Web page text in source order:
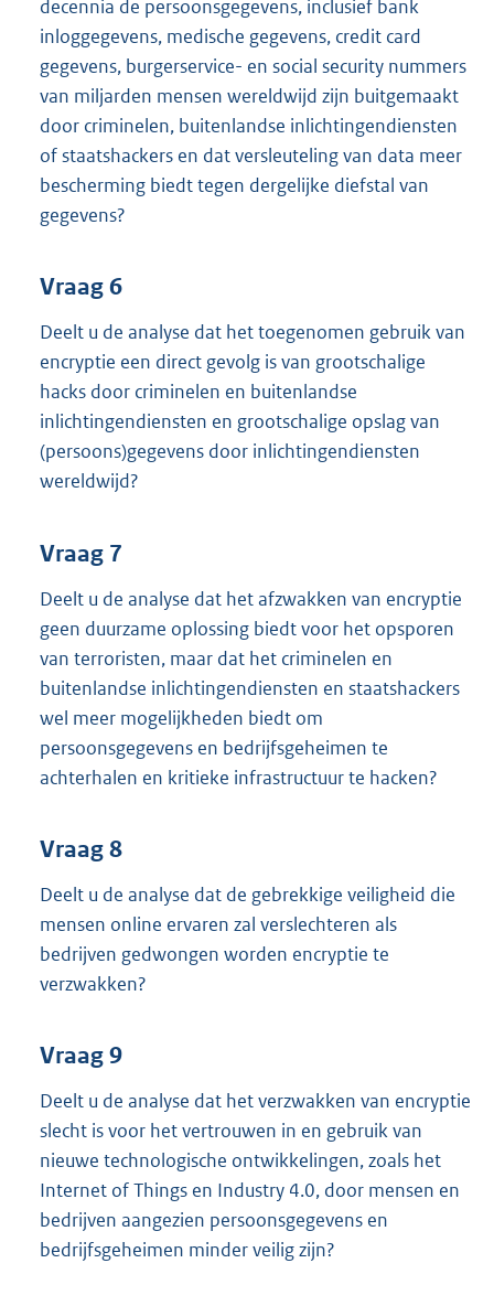
decennia de persoonsgegevens, inclusief bank
inloggegevens, medische gegevens, credit card
gegevens, burgerservice- en social security nummers
van miljarden mensen wereldwijd zijn buitgemaakt
door criminelen, buitenlandse inlichtingendiensten
of staatshackers en dat versleuteling van data meer
bescherming biedt tegen dergelijke diefstal van
gegevens?
Vraag 6
Deelt u de analyse dat het toegenomen gebruik van
encryptie een direct gevolg is van grootschalige
hacks door criminelen en buitenlandse
inlichtingendiensten en grootschalige opslag van
(persoons)gegevens door inlichtingendiensten
wereldwijd?
Vraag 7
Deelt u de analyse dat het afzwakken van encryptie
geen duurzame oplossing biedt voor het opsporen
van terroristen, maar dat het criminelen en
buitenlandse inlichtingendiensten en staatshackers
wel meer mogelijkheden biedt om
persoonsgegevens en bedrijfsgeheimen te
achterhalen en kritieke infrastructuur te hacken?
Vraag 8
Deelt u de analyse dat de gebrekkige veiligheid die
mensen online ervaren zal verslechteren als
bedrijven gedwongen worden encryptie te
verzwakken?
Vraag 9
Deelt u de analyse dat het verzwakken van encryptie
slecht is voor het vertrouwen in en gebruik van
nieuwe technologische ontwikkelingen, zoals het
Internet of Things en Industry 4.0, door mensen en
bedrijven aangezien persoonsgegevens en
bedrijfsgeheimen minder veilig zijn?